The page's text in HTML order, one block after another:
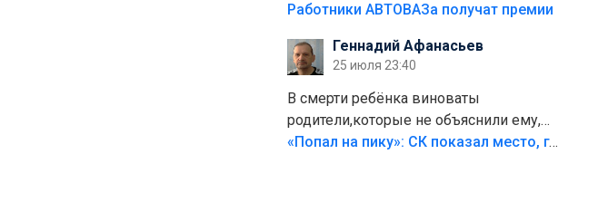
больше сорока лет отработали на
Работники АВТОВАЗа получат премии
Геннадий Афанасьев
25 июля 23:40
В смерти ребёнка виноваты
родители,которые не объяснили ему,
что такое хорошо и что такое плохо!
«Попал на пику»: СК показал место, где был смертельно травмирован ребенок в Тольятти